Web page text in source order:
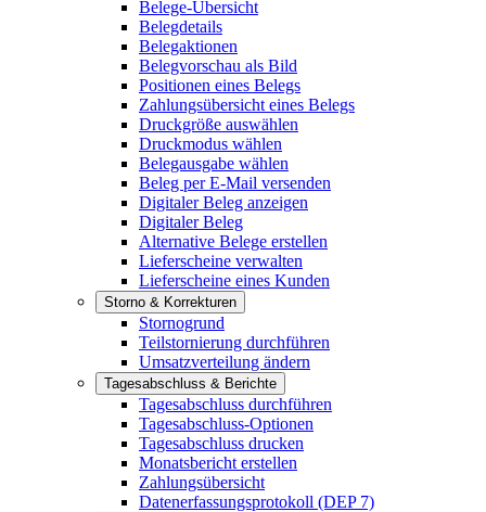
Belege-Übersicht
Belegdetails
Belegaktionen
Belegvorschau als Bild
Positionen eines Belegs
Zahlungsübersicht eines Belegs
Druckgröße auswählen
Druckmodus wählen
Belegausgabe wählen
Beleg per E-Mail versenden
Digitaler Beleg anzeigen
Digitaler Beleg
Alternative Belege erstellen
Lieferscheine verwalten
Lieferscheine eines Kunden
Storno & Korrekturen
Stornogrund
Teilstornierung durchführen
Umsatzverteilung ändern
Tagesabschluss & Berichte
Tagesabschluss durchführen
Tagesabschluss-Optionen
Tagesabschluss drucken
Monatsbericht erstellen
Zahlungsübersicht
Datenerfassungsprotokoll (DEP 7)